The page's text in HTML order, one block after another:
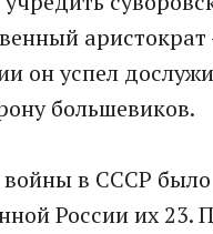
он успел
большевиков.
в СССР было
России их 23.